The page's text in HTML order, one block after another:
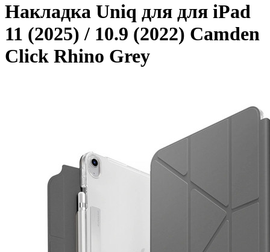
Накладка Uniq для для iPad
11 (2025) / 10.9 (2022) Camden
Click Rhino Grey